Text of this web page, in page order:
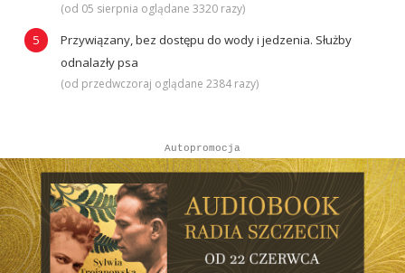
(od 05 sierpnia oglądane 3320 razy)
Przywiązany, bez dostępu do wody i jedzenia. Służby
odnalazły psa
(od przedwczoraj oglądane 2384 razy)
Autopromocja